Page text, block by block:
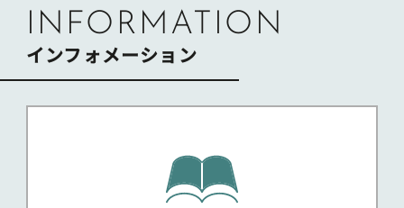
INFORMATION
インフォメーション